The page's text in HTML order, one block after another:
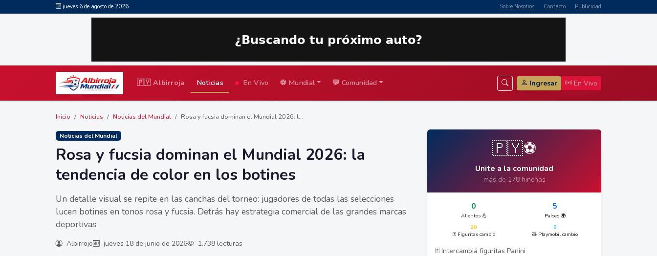
jueves 6 de agosto de 2026 Sobre Nosotros Contacto Publicidad
🇵🇾 Albirroja Noticias En Vivo ⚽ Mundial 💬 Comunidad Ingresar En Vivo
Inicio Noticias Noticias del Mundial Rosa y fucsia dominan el Mundial 2026: l...
Noticias del Mundial
Rosa y fucsia dominan el Mundial 2026: la
tendencia de color en los botines
Un detalle visual se repite en las canchas del torneo: jugadores de todas las selecciones
lucen botines en tonos rosa y fucsia. Detrás hay estrategia comercial de las grandes marcas
deportivas.
Albirrojo jueves 18 de junio de 2026 1.738 lecturas
🇵🇾⚽
Unite a la comunidad
más de 178 hinchas
0
Alientos 💪
5
Países 🌍
20
🃏 Figuritas cambio
0
🧸 Playmobil cambio
🃏 Intercambiá figuritas Panini